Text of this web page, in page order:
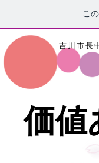
こ
吉川市長
価値